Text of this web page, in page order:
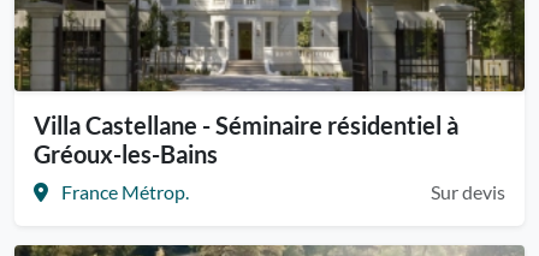
Villa Castellane - Séminaire résidentiel à
Gréoux-les-Bains
France Métrop. Sur devis